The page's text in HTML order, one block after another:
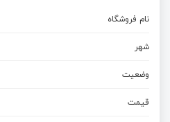
نام فروشگاه
شهر
وضعیت
قیمت